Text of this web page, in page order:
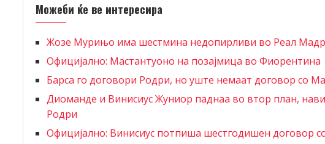
Можеби ќе ве интересира
Жозе Мурињо има шестмина недопирливи во Реал
Официјално: Мастантуоно на позајмица во Фиорентина
Барса го договори Родри, но уште немаат договор со
Диоманде и Винисиус Жуниор паднаа во втор план,
Родри
Официјално: Винисиус потпиша шестгодишен договор